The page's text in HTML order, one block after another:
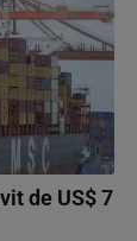
de US$ 7